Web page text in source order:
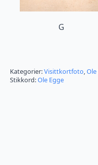
G
Kategorier:Visittkortfoto,Ole
Stikkord:Ole Egge